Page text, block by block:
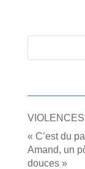
« C’est du
Amand, un
douces »